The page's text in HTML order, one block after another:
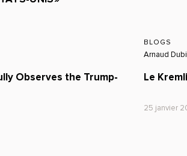
Observes the Trump-
BLOGS
Arnaud
Le
25 janvier